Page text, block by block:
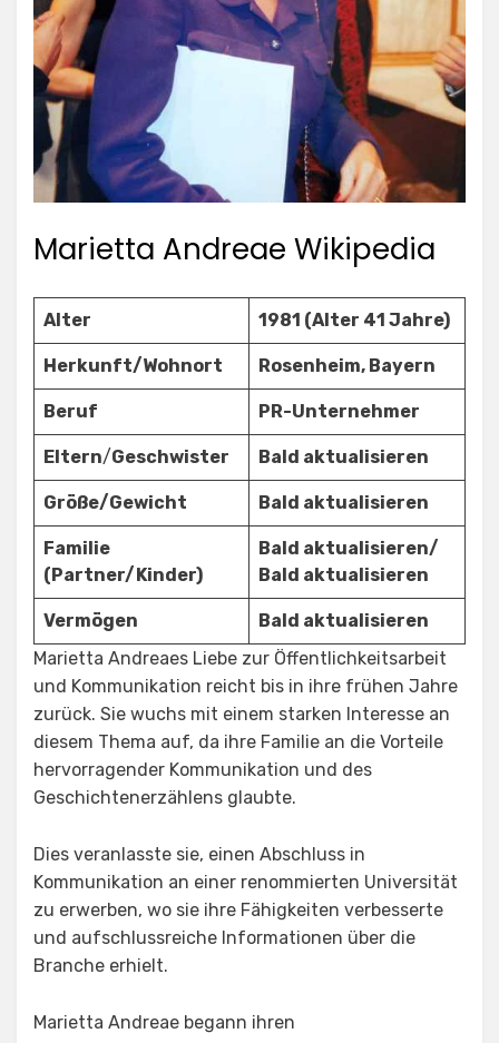
Marietta Andreae Wikipedia
Alter 1981 (Alter 41 Jahre)
Herkunft/Wohnort Rosenheim, Bayern
Beruf PR-Unternehmer
Eltern/Geschwister Bald aktualisieren
Größe/Gewicht Bald aktualisieren
Familie
(Partner/Kinder)
Bald aktualisieren/
Bald aktualisieren
Vermögen
Bald aktualisieren
Marietta Andreaes Liebe zur Öffentlichkeitsarbeit
und Kommunikation reicht bis in ihre frühen Jahre
zurück. Sie wuchs mit einem starken Interesse an
diesem Thema auf, da ihre Familie an die Vorteile
hervorragender Kommunikation und des
Geschichtenerzählens glaubte.
Dies veranlasste sie, einen Abschluss in
Kommunikation an einer renommierten Universität
zu erwerben, wo sie ihre Fähigkeiten verbesserte
und aufschlussreiche Informationen über die
Branche erhielt.
Marietta Andreae begann ihren